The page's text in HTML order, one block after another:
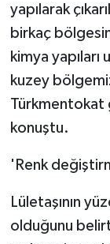
yapılarak
birkaç
kimya yapıları
kuzey
Türkmentokat
konuştu.
'Renk
Lületaşının
olduğunu